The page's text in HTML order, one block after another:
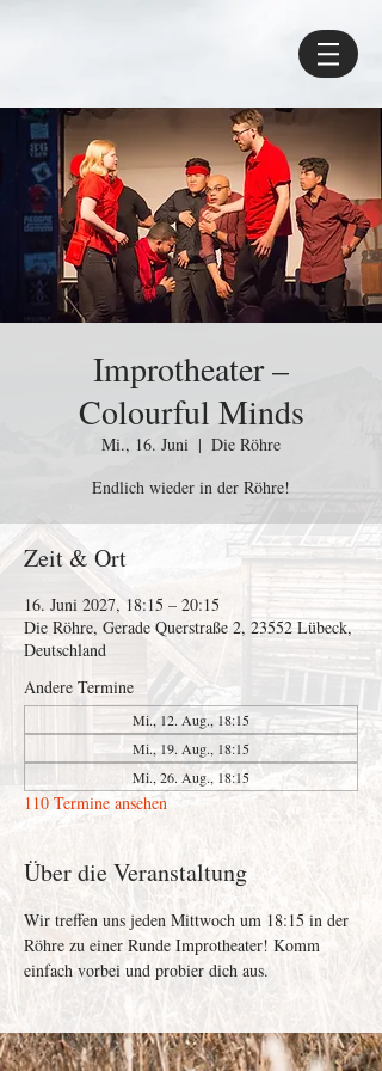
Improtheater –
Colourful Minds
Mi., 16. Juni
  |
Die Röhre
Endlich wieder in der Röhre!
Zeit & Ort
16. Juni 2027, 18:15 – 20:15
Die Röhre, Gerade Querstraße 2, 23552 Lübeck,
Deutschland
Andere Termine
Mi., 12. Aug., 18:15
Mi., 19. Aug., 18:15
Mi., 26. Aug., 18:15
110 Termine ansehen
Über die Veranstaltung
Wir treffen uns jeden Mittwoch um 18:15 in der
Röhre zu einer Runde Improtheater! Komm
einfach vorbei und probier dich aus.